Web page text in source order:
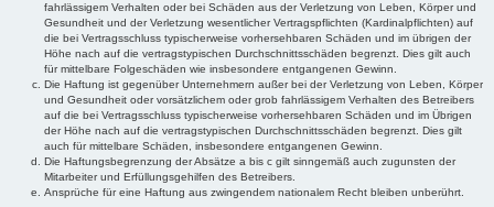
fahrlässigem Verhalten oder bei Schäden aus der Verletzung von Leben, Körper und
Gesundheit und der Verletzung wesentlicher Vertragspflichten (Kardinalpflichten) auf
die bei Vertragsschluss typischerweise vorhersehbaren Schäden und im übrigen der
Höhe nach auf die vertragstypischen Durchschnittsschäden begrenzt. Dies gilt auch
für mittelbare Folgeschäden wie insbesondere entgangenen Gewinn.
Die Haftung ist gegenüber Unternehmern außer bei der Verletzung von Leben, Körper
und Gesundheit oder vorsätzlichem oder grob fahrlässigem Verhalten des Betreibers
auf die bei Vertragsschluss typischerweise vorhersehbaren Schäden und im Übrigen
der Höhe nach auf die vertragstypischen Durchschnittsschäden begrenzt. Dies gilt
auch für mittelbare Schäden, insbesondere entgangenen Gewinn.
Die Haftungsbegrenzung der Absätze a bis c gilt sinngemäß auch zugunsten der
Mitarbeiter und Erfüllungsgehilfen des Betreibers.
Ansprüche für eine Haftung aus zwingendem nationalem Recht bleiben unberührt.